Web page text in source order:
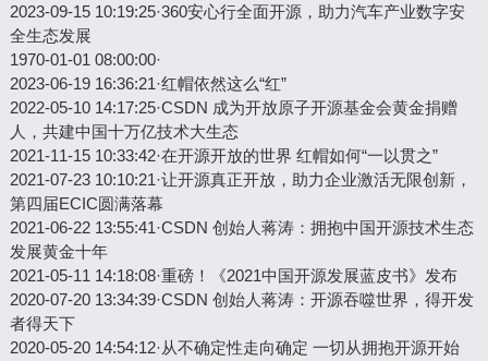
2023-09-15 10:19:25·360安心行全面开源，助力汽车产业数字安
全生态发展
1970-01-01 08:00:00·
2023-06-19 16:36:21·红帽依然这么“红”
2022-05-10 14:17:25·CSDN 成为开放原子开源基金会黄金捐赠
人，共建中国十万亿技术大生态
2021-11-15 10:33:42·在开源开放的世界 红帽如何“一以贯之”
2021-07-23 10:10:21·让开源真正开放，助力企业激活无限创新，
第四届ECIC圆满落幕
2021-06-22 13:55:41·CSDN 创始人蒋涛：拥抱中国开源技术生态
发展黄金十年
2021-05-11 14:18:08·重磅！《2021中国开源发展蓝皮书》发布
2020-07-20 13:34:39·CSDN 创始人蒋涛：开源吞噬世界，得开发
者得天下
2020-05-20 14:54:12·从不确定性走向确定 一切从拥抱开源开始